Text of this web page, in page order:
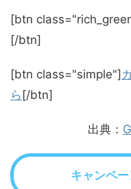
[btn
[/btn]
[btn class="simple"]
ら [/btn]
出典：
キャンペ